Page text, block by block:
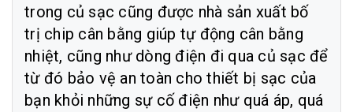
trong củ sạc cũng được nhà sản xuất bố
trị chip cân bằng giúp tự động cân bằng
nhiệt, cũng như dòng điện đi qua củ sạc để
từ đó bảo vệ an toàn cho thiết bị sạc của
bạn khỏi những sự cố điện như quá áp, quá